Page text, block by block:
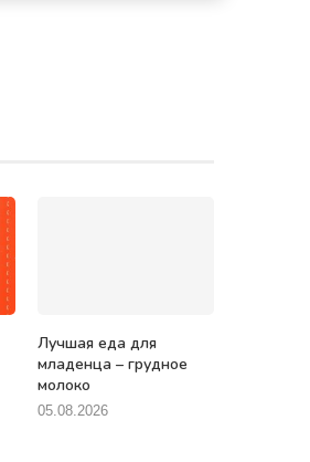
Лучшая еда для
младенца – грудное
молоко
05.08.2026